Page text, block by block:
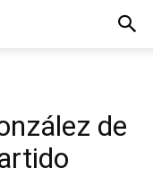
de